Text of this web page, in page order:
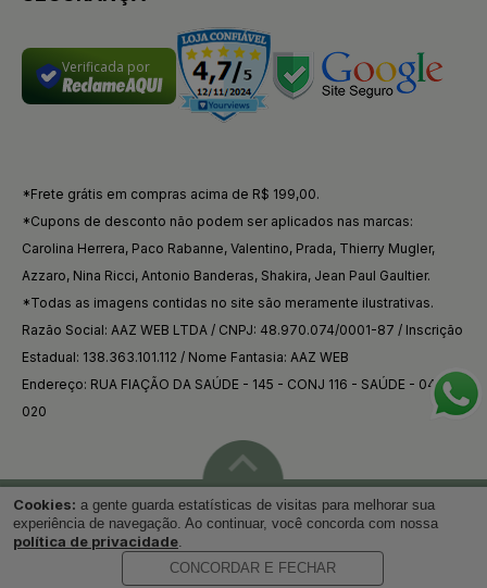
Verificada por
*Frete grátis em compras acima de R$ 199,00.
*Cupons de desconto não podem ser aplicados nas marcas:
Carolina Herrera, Paco Rabanne, Valentino, Prada, Thierry Mugler,
Azzaro, Nina Ricci, Antonio Banderas, Shakira, Jean Paul Gaultier.
*Todas as imagens contidas no site são meramente ilustrativas.
Razão Social: AAZ WEB LTDA / CNPJ: 48.970.074/0001-87 / Inscrição
Estadual: 138.363.101.112 / Nome Fantasia: AAZ WEB
Endereço: RUA FIAÇÃO DA SAÚDE - 145 - CONJ 116 - SAÚDE - 04144-
020
Voltar ao topo
Desenvolvido por
Cookies: a gente guarda estatísticas de visitas para melhorar sua
experiência de navegação. Ao continuar, você concorda com nossa
política de privacidade.
CONCORDAR E FECHAR